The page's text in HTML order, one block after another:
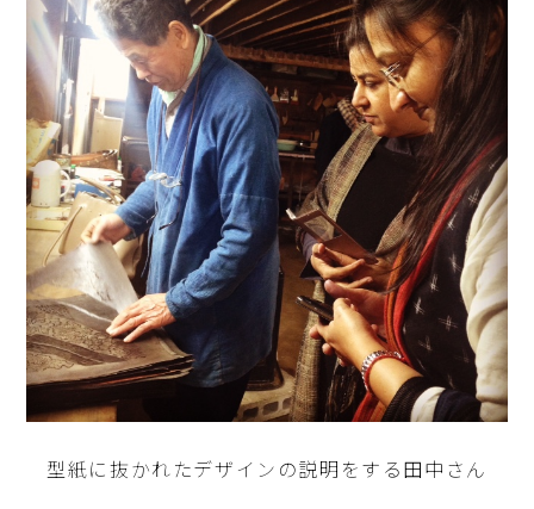
型紙に抜かれたデザインの説明をする田中さん